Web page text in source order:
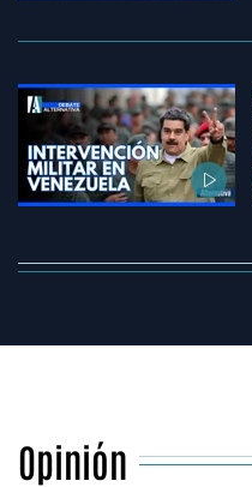
Opinión